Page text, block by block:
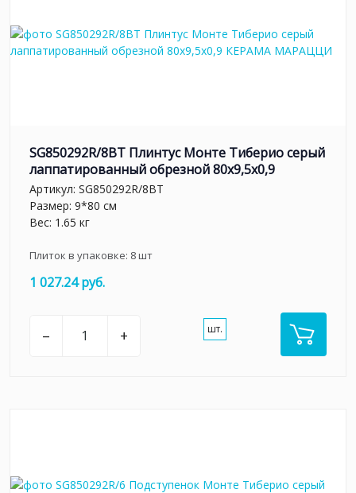
SG850292R/8BT Плинтус Монте Тиберио серый
лаппатированный обрезной 80x9,5x0,9
Артикул: SG850292R/8BT
Размер: 9*80 см
Вес: 1.65 кг
Плиток в упаковке: 8шт
1 027.24 руб.
– + шт.